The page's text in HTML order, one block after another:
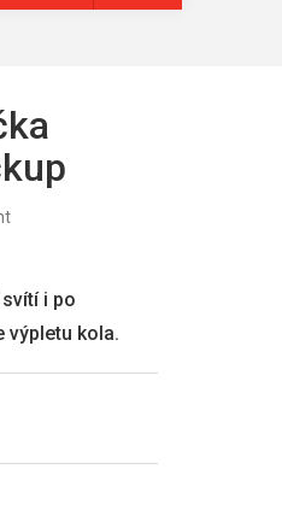
i po
výpletu kola.